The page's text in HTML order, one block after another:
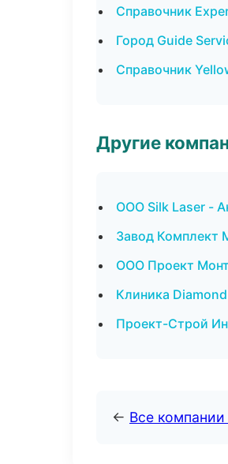
Справочник
Город Guide
Справочник
Другие
ООО Silk Laser -
Завод Комплект
ООО Проект
Клиника
Проект-Строй
← Все